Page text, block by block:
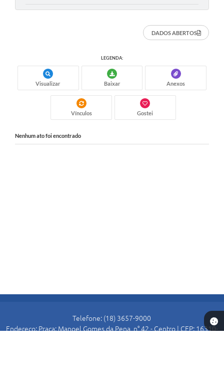
DADOS ABERTOS
LEGENDA:
Visualizar Baixar Anexos
Vínculos Gostei
Nenhum ato foi encontrado
Telefone: (18) 3657-9000
Endereço: Praça: Manoel Gomes da Pena, n° 42 - Centro | CEP: 16310-